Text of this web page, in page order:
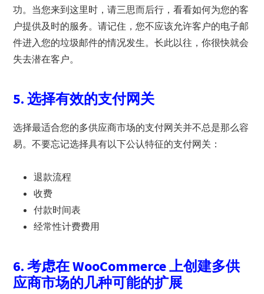
功。当您来到这里时，请三思而后行，看看如何为您的客
户提供及时的服务。请记住，您不应该允许客户的电子邮
件进入您的垃圾邮件的情况发生。长此以往，你很快就会
失去潜在客户。
5. 选择有效的支付网关
选择最适合您的多供应商市场的支付网关并不总是那么容
易。不要忘记选择具有以下公认特征的支付网关：
退款流程
收费
付款时间表
经常性计费费用
6. 考虑在 WooCommerce 上创建多供
应商市场的几种可能的扩展